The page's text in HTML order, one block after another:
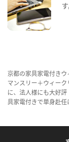
す
京都の家具家電付きウ
マンスリー＋ウィー
に、法人様にも大好
具家電付きで単身赴任